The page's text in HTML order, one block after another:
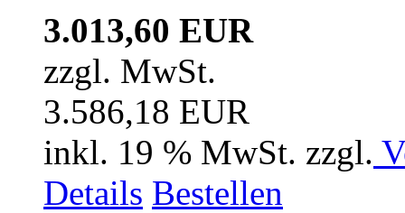
3.013,60 EUR
zzgl. MwSt.
3.586,18 EUR
inkl. 19 % MwSt. zzgl.
Details Bestellen